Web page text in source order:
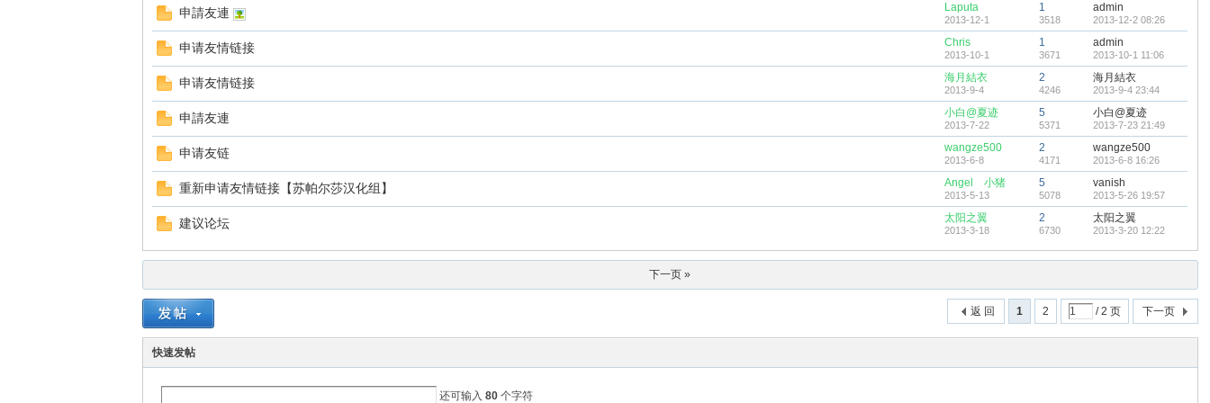
申請友連 Laputa
2013-12-1
1
3518
admin
2013-12-2 08:26
申请友情链接 Chris
2013-10-1
1
3671
admin
2013-10-1 11:06
申请友情链接 海月結衣
2013-9-4
2
4246
海月結衣
2013-9-4 23:44
申請友連 小白@夏迹
2013-7-22
5
5371
小白@夏迹
2013-7-23 21:49
申请友链 wangze500
2013-6-8
2
4171
wangze500
2013-6-8 16:26
重新申请友情链接【苏帕尔莎汉化组】 Angelゞ小猪
2013-5-13
5
5078
vanish
2013-5-26 19:57
建议论坛 太阳之翼
2013-3-18
2
6730
太阳之翼
2013-3-20 12:22
下一页 »
1 2 / 2 页 下一页
返 回
快速发帖
还可输入80 个字符